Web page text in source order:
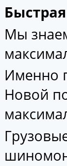
Мы
Именно
Новой